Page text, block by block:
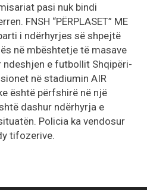
pasi nuk bindi
FNSH “PËRPLASET” ME
i ndërhyrjes së shpejtë
në mbështetje të masave
ndeshjen e futbollit Shqipëri-
në stadiumin AIR
është përfshirë në një
dashur ndërhyrja e
Policia ka vendosur
tifozerive.